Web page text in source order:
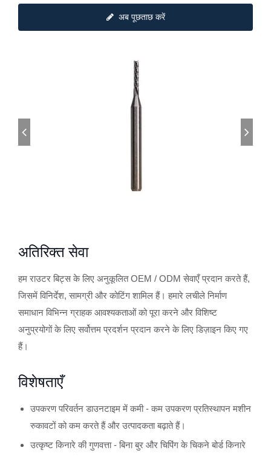
अब पूछताछ करें
अतिरिक्त सेवा
हम राउटर बिट्स के लिए अनुकूलित OEM / ODM सेवाएँ प्रदान करते हैं,
जिसमें विनिर्देश, सामग्री और कोटिंग शामिल हैं। हमारे लचीले निर्माण
समाधान विभिन्न ग्राहक आवश्यकताओं को पूरा करने और विशिष्ट
अनुप्रयोगों के लिए सर्वोत्तम प्रदर्शन प्रदान करने के लिए डिज़ाइन किए गए
हैं।
विशेषताएँ
उपकरण परिवर्तन डाउनटाइम में कमी - कम उपकरण प्रतिस्थापन मशीन
रुकावटों को कम करते हैं और उत्पादकता बढ़ाते हैं।
उत्कृष्ट किनारे की गुणवत्ता - बिना बुर और चिपिंग के चिकने बोर्ड किनारे